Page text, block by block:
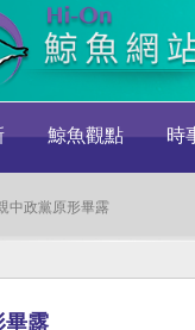
鯨魚觀點 時
中政黨原形畢露
畢露